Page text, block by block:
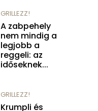
GRILLEZZ!
A zabpehely
nem mindig a
legjobb a
reggeli: az
időseknek...
GRILLEZZ!
Krumpli és